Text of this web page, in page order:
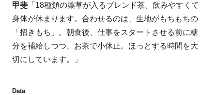
甲斐 「 18種類の薬草が入るブレンド茶。飲みやすくて
身体が休まります。合わせるのは、生地がもちもちの
「招きもち」。朝食後、仕事をスタートさせる前に糖
分を補給しつつ、お茶で小休止。ほっとする時間を大
切にしています。」
Data